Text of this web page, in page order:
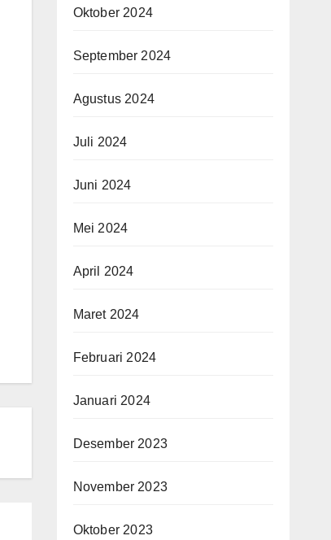
Oktober 2024
September 2024
Agustus 2024
Juli 2024
Juni 2024
Mei 2024
April 2024
Maret 2024
Februari 2024
Januari 2024
Desember 2023
November 2023
Oktober 2023